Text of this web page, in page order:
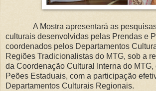
A Mostra apresentará as pesquisas
culturais desenvolvidas pelas Prendas e
coordenados pelos Departamentos
Regiões Tradicionalistas do MTG, sob a
da Coordenação Cultural Interna do
Peões Estaduais, com a participação
Departamentos Culturais Regionais.